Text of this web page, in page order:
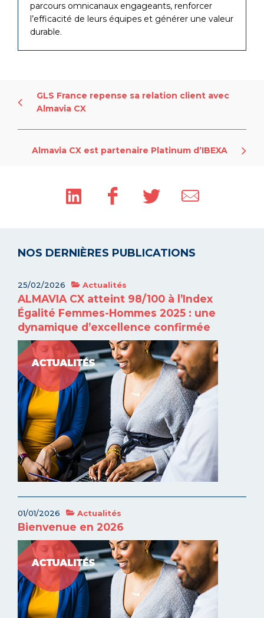
parcours omnicanaux engageants, renforcer
l’efficacité de leurs équipes et générer une valeur
durable.
GLS France repense sa relation client avec
Almavia CX
Almavia CX est partenaire Platinum d’IBEXA
NOS DERNIÈRES PUBLICATIONS
25/02/2026 Actualités
ALMAVIA CX atteint 98/100 à l’Index
Égalité Femmes-Hommes 2025 : une
dynamique d’excellence confirmée
01/01/2026 Actualités
Bienvenue en 2026